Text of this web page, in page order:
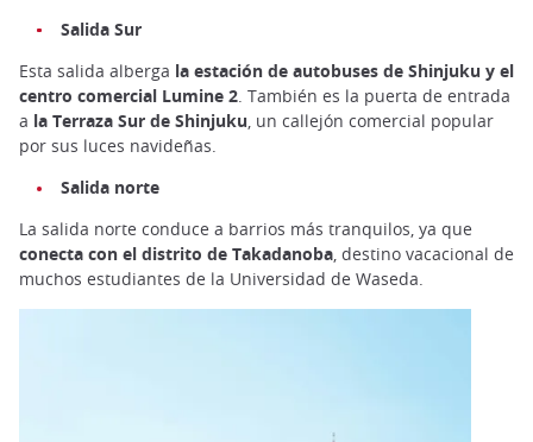
Salida Sur
Esta salida alberga la estación de autobuses de Shinjuku y el
centro comercial Lumine 2. También es la puerta de entrada
a la Terraza Sur de Shinjuku, un callejón comercial popular
por sus luces navideñas.
Salida norte
La salida norte conduce a barrios más tranquilos, ya que
conecta con el distrito de Takadanoba, destino vacacional de
muchos estudiantes de la Universidad de Waseda.